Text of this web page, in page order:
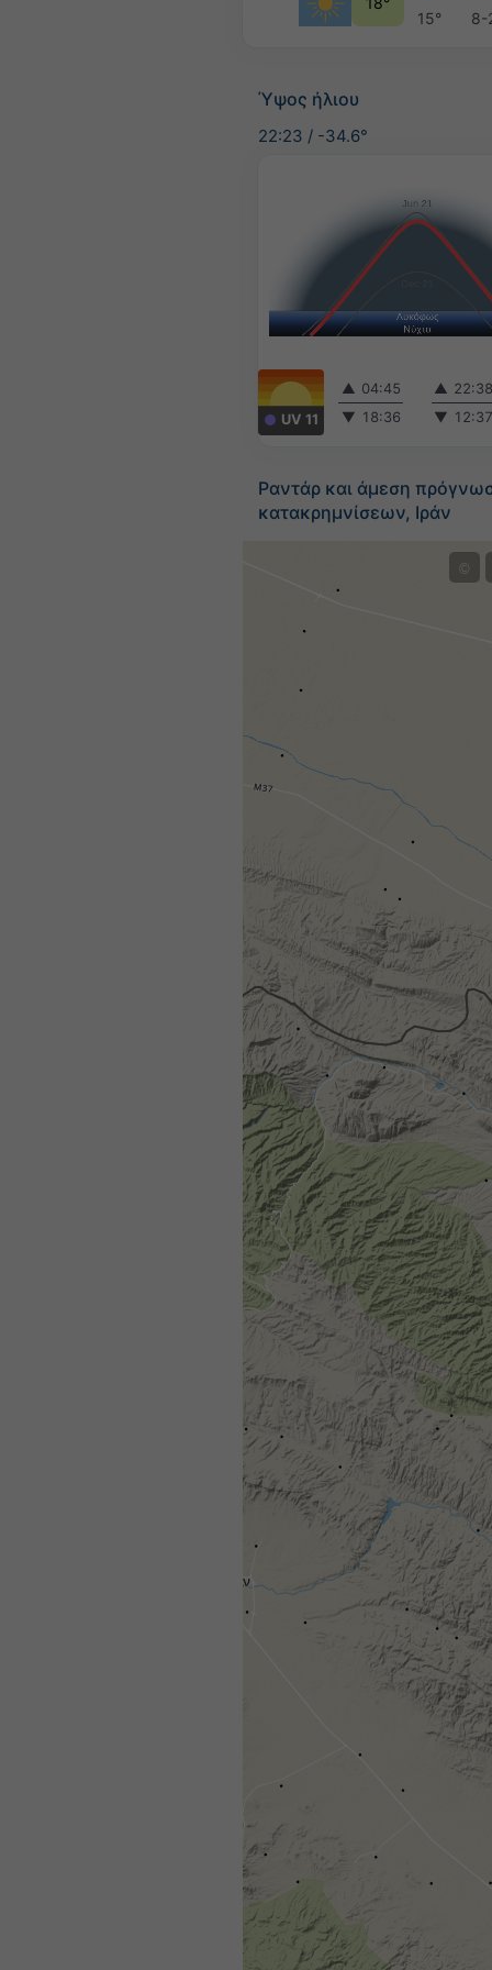
15° 8-
Ύψος ήλιου
22:23 / -34.6°
UV 11
▲ 04:45
▼ 18:36
▲
▼
Ραντάρ και άμεση
κατακρημνίσεων, Ιράν
©